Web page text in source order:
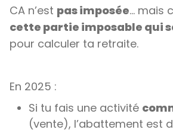
CA n’est pas imposée… mais
cette partie imposable qui
pour calculer ta retraite.
En 2025 :
Si tu fais une activité
(vente), l’abattement est